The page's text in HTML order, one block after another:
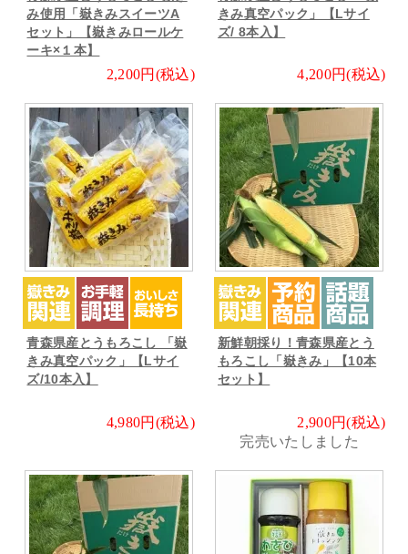
み使用「嶽きみスイーツA
セット」【嶽きみロールケ
ーキ×１本】
2,200円(税込)
きみ真空パック」【Lサイ
ズ/ 8本入】
4,200円(税込)
青森県産とうもろこし 「嶽
きみ真空パック」【Lサイ
ズ/10本入】
4,980円(税込)
新鮮朝採り！青森県産とう
もろこし「嶽きみ」【10本
セット】
2,900円(税込)
完売いたしました